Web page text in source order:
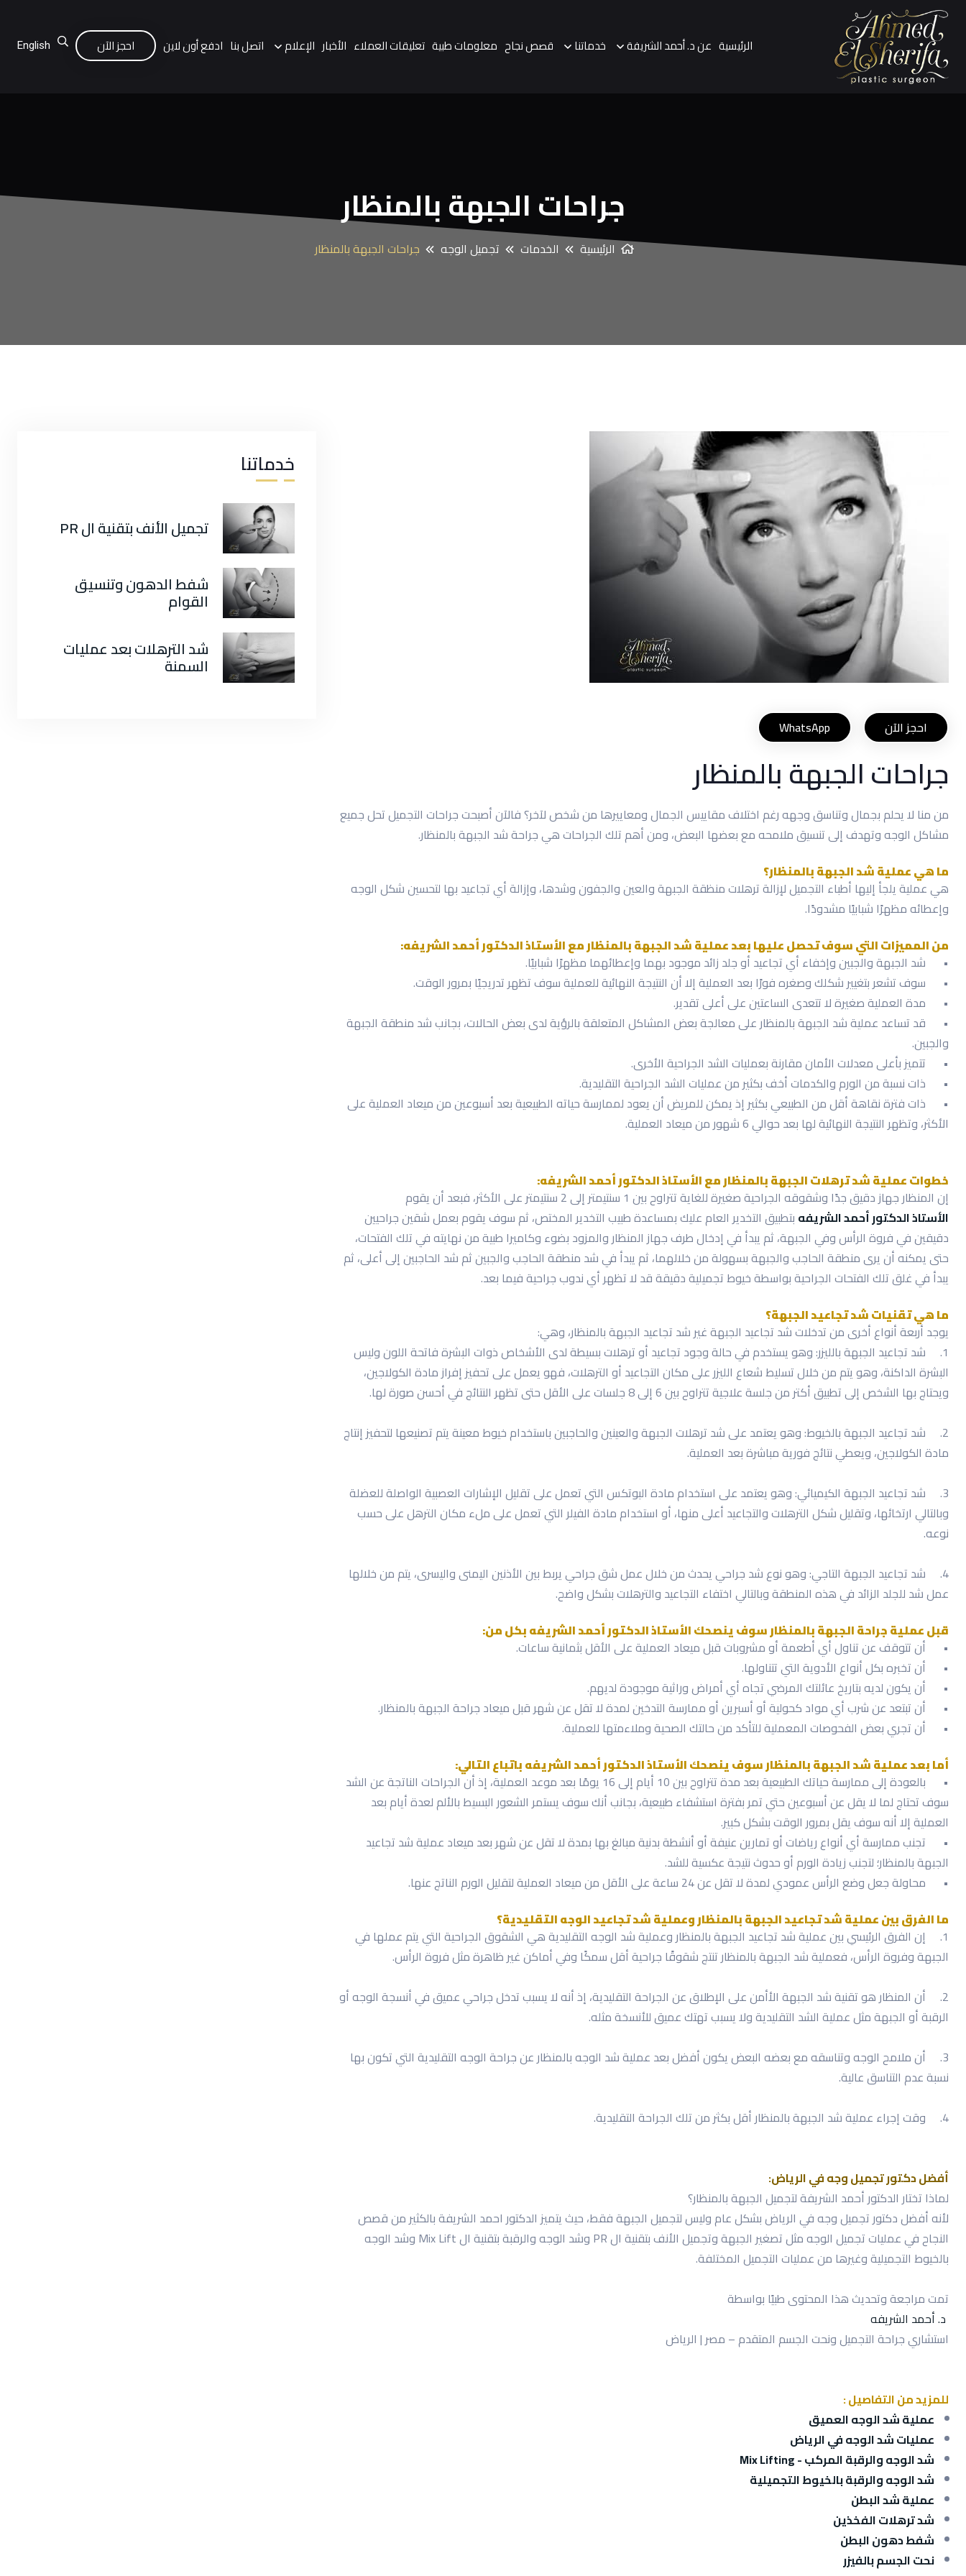
الرئيسية عن د. أحمد الشريفة خدماتنا قصص نجاح معلومات طبية تعليقات العملاء الأخبار الإعلام اتصل بنا ادفع أون لاين احجز الآن English
جراحات الجبهة بالمنظار
الرئيسية الخدمات تجميل الوجه جراحات الجبهة بالمنظار
احجز الآن WhatsApp
جراحات الجبهة بالمنظار
من منا لا يحلم بجمال وتناسق وجهه رغم اختلاف مقاييس الجمال ومعاييرها من شخص لآخر؟ فالآن أصبحت جراحات التجميل تحل جميع
مشاكل الوجه وتهدف إلى تنسيق ملامحه مع بعضها البعض، ومن أهم تلك الجراحات هي جراحة شد الجبهة بالمنظار.
ما هي عملية شد الجبهة بالمنظار؟
هي عملية يلجأ إليها أطباء التجميل لإزالة ترهلات منظقة الجبهة والعين والجفون وشدها، وإزالة أي تجاعيد بها لتحسين شكل الوجه
وإعطائه مظهرًا شبابيًا مشدودًا.
من المميزات التي سوف تحصل عليها بعد عملية شد الجبهة بالمنظار مع الأستاذ الدكتور أحمد الشريفه:
•
شد الجبهة والجبين وإخفاء أي تجاعيد أو جلد زائد موجود بهما وإعطائهما مظهرًا شبابيًا.
•
سوف تشعر بتغيير شكلك وصغره فورًا بعد العملية إلا أن النتيجة النهائية للعملية سوف تظهر تدريجيًا بمرور الوقت.
•
مدة العملية صغيرة لا تتعدى الساعتين على أعلى تقدير.
•
قد تساعد عملية شد الجبهة بالمنظار على معالجة بعض المشاكل المتعلقة بالرؤية لدى بعض الحالات، بجانب شد منطقة الجبهة
والجبين.
•
تتميز بأعلى معدلات الأمان مقارنة بعمليات الشد الجراحية الأخرى.
•
ذات نسبة من الورم والكدمات أخف بكثير من عمليات الشد الجراحية التقليدية.
•
ذات فترة نقاهة أقل من الطبيعي بكثير إذ يمكن للمريض أن يعود لممارسة حياته الطبيعية بعد أسبوعين من ميعاد العملية على
الأكثر، وتظهر النتيجة النهائية لها بعد حوالي 6 شهور من ميعاد العملية.
خطوات عملية شد ترهلات الجبهة بالمنظار مع الأستاذ الدكتور أحمد الشريفه:
إن المنظار جهاز دقيق جدًا وشقوقه الجراحية صغيرة للغاية تتراوح بين 1 سنتيمتر إلى 2 سنتيمتر على الأكثر، فبعد أن يقوم
الأستاذ الدكتور أحمد الشريفه بتطبيق التخدير العام عليك بمساعدة طبيب التخدير المختص، ثم سوف يقوم بعمل شقين جراحيين
دقيقين في فروة الرأس وفي الجبهة، ثم يبدأ في إدخال طرف جهاز المنظار والمزود بضوء وكاميرا طبية من نهايته في تلك الفتحات،
حتى يمكنه أن يرى منطقة الحاجب والجبهة بسهولة من خلالهما، ثم يبدأ في شد منطقة الحاجب والجبين ثم شد الحاجبين إلى أعلى، ثم
يبدأ في غلق تلك الفتحات الجراحية بواسطة خيوط تجميلية دقيقة قد لا تظهر أي ندوب جراحية فيما بعد.
ما هي تقنيات شد تجاعيد الجبهة؟
يوجد أربعة أنواع أخرى من تدخلات شد تجاعيد الجبهة غير شد تجاعيد الجبهة بالمنظار، وهي:
1.
شد تجاعيد الجبهة بالليزر: وهو يستخدم في حالة وجود تجاعيد أو ترهلات بسيطة لدى الأشخاص ذوات البشرة فاتحة اللون وليس
البشرة الداكنة، وهو يتم من خلال تسليط شعاع الليزر على مكان التجاعيد أو الترهلات، فهو يعمل على تحفيز إفراز مادة الكولاجين،
ويحتاج بها الشخص إلى تطبيق أكتر من جلسة علاجية تتراوح بين 6 إلى 8 جلسات على الأقل حتى تظهر النتائج في أحسن صورة لها.
2.
شد تجاعيد الجبهة بالخيوط: وهو يعتمد على شد ترهلات الجبهة والعينين والحاجبين باستخدام خيوط معينة يتم تصنيعها لتحفيز إنتاج
مادة الكولاجين، ويعطي نتائج فورية مباشرة بعد العملية.
3.
شد تجاعيد الجبهة الكيميائي: وهو يعتمد على استخدام مادة البوتكس التي تعمل على تقليل الإشارات العصبية الواصلة للعضلة
وبالتالي ارتخائها، وتقليل شكل الترهلات والتجاعيد أعلى منها، أو استخدام مادة الفيلر التي تعمل على ملء مكان الترهل على حسب
نوعه.
4.
شد تجاعيد الجبهة التاجي: وهو نوع شد جراحي يحدث من خلال عمل شق جراحي يربط بين الأذنين اليمنى واليسرى، يتم من خلالها
عمل شد للجلد الزائد في هذه المنطقة وبالتالي اختفاء التجاعيد والترهلات بشكل واضح.
قبل عملية جراحة الجبهة بالمنظار سوف ينصحك الأستاذ الدكتور أحمد الشريفه بكل من:
•
أن تتوقف عن تناول أي أطعمة أو مشروبات قبل ميعاد العملية على الأقل بثمانية ساعات.
•
أن تخبره بكل أنواع الأدوية التي تتناولها.
•
أن يكون لديه بتاريخ عائلتك المرضي تجاه أي أمراض وراثية موجودة لديهم.
•
أن تبتعد عن شرب أي مواد كحولية أو أسبرين أو ممارسة التدخين لمدة لا تقل عن شهر قبل ميعاد جراحة الجبهة بالمنظار.
•
أن تجري بعض الفحوصات المعملية للتأكد من حالتك الصحية وملاءمتها للعملية.
أما بعد عملية شد الجبهة بالمنظار سوف ينصحك الأستاذ الدكتور أحمد الشريفه باتباع التالي:
•
بالعودة إلى ممارسة حياتك الطبيعية بعد مدة تتراوح بين 10 أيام إلى 16 يومًا بعد موعد العملية، إذ أن الجراحات الناتجة عن الشد
سوف تحتاج لما لا يقل عن أسبوعين حتي تمر بفترة استشفاء طبيعية، بجانب أنك سوف يستمر الشعور البسيط بالألم لعدة أيام بعد
العملية إلا أنه سوف يقل بمرور الوقت بشكل كبير.
•
تجنب ممارسة أي أنواع رياضات أو تمارين عنيفة أو أنشطة بدنية مبالغ بها بمدة لا تقل عن شهر بعد ميعاد عملية شد تجاعيد
الجبهة بالمنظار؛ لتجنب زيادة الورم أو حدوث نتيجة عكسية للشد.
•
محاولة جعل وضع الرأس عمودي لمدة لا تقل عن 24 ساعة على الأقل من ميعاد العملية لتقليل الورم الناتج عنها.
ما الفرق بين عملية شد تجاعيد الجبهة بالمنظار وعملية شد تجاعيد الوجه التقليدية؟
1.
إن الفرق الرئيسي بين عملية شد تجاعيد الجبهة بالمنظار وعملية شد الوجه التقليدية هي الشقوق الجراحية التي يتم عملها في
الجبهة وفروة الرأس، فعملية شد الجبهة بالمنظار تنتج شقوقًا جراحية أقل سمكًا وفي أماكن غير ظاهرة مثل فروة الرأس.
2.
أن المنظار هو تقنية شد الجبهة الأأمن على الإطلاق عن الجراحة التقليدية، إذ أنه لا يسبب تدخل جراحي عميق في أنسجة الوجه أو
الرقبة أو الجبهة مثل عملية الشد التقليدية ولا يسبب تهتك عميق للأنسخة مثله.
3.
أن ملامح الوجه وتناسقه مع بعضه البعض يكون أفضل بعد عملية شد الوجه بالمنظار عن جراحة الوجه التقليدية التي تكون بها
نسبة عدم التناسق عالية.
4.
وقت إجراء عملية شد الجبهة بالمنظار أقل بكثر من تلك الجراحة التقليدية.
أفضل دكتور تجميل وجه في الرياض:
لماذا تختار الدكتور أحمد الشريفة لتجميل الجبهة بالمنظار؟
لأنه أفضل دكتور تجميل وجه في الرياض بشكل عام وليس لتجميل الجبهة فقط، حيث يتميز الدكتور احمد الشريفة بالكثير من قصص
النجاح في عمليات تجميل الوجه مثل تصغير الجبهة وتجميل الأنف بتقنية ال PR وشد الوجه والرقبة بتقنية ال Mix Lift وشد الوجه
بالخيوط التجميلية وغيرها من عمليات التجميل المختلفة.
تمت مراجعة وتحديث هذا المحتوى طبيًا بواسطة
د. أحمد الشريفه
استشاري جراحة التجميل ونحت الجسم المتقدم – مصر | الرياض
للمزيد من التفاصيل :
عملية شد الوجه العميق
عمليات شد الوجه في الرياض
شد الوجه والرقبة المركب - Mix Lifting
شد الوجه والرقبة بالخيوط التجميلية
عملية شد البطن
شد ترهلات الفخذين
شفط دهون البطن
نحت الجسم بالفيزر
خدماتنا
تجميل الأنف بتقنية ال PR
شفط الدهون وتنسيق
القوام
شد الترهلات بعد عمليات
السمنة